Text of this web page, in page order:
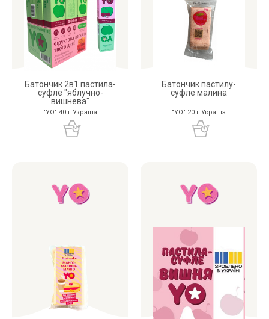
Батончик 2в1 пастила-
суфле "яблучно-
вишнева"
"YO" 40 г Україна
Батончик пастилу-
суфле малина
"YO" 20 г Україна